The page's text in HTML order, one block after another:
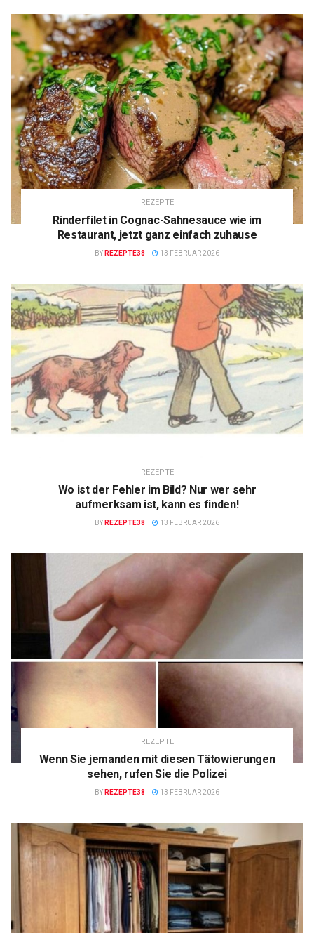
REZEPTE
Rinderfilet in Cognac-Sahnesauce wie im
Restaurant, jetzt ganz einfach zuhause
BY REZEPTE38 13 FEBRUAR 2026
REZEPTE
Wo ist der Fehler im Bild? Nur wer sehr
aufmerksam ist, kann es finden!
BY REZEPTE38 13 FEBRUAR 2026
REZEPTE
Wenn Sie jemanden mit diesen Tätowierungen
sehen, rufen Sie die Polizei
BY REZEPTE38 13 FEBRUAR 2026